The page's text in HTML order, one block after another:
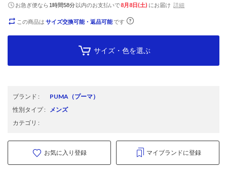
お急ぎ便なら 1時間58分以内のお支払いで8月8日(土) にお届け 詳細
この商品は サイズ交換可能・返品可能です
サイズ・色を選ぶ
ブランド : PUMA （プーマ）
性別タイプ:
メンズ
カテゴリ :
お気に入り登録 マイブランドに登録